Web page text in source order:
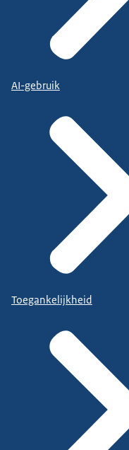
AI-gebruik
Toegankelijkheid